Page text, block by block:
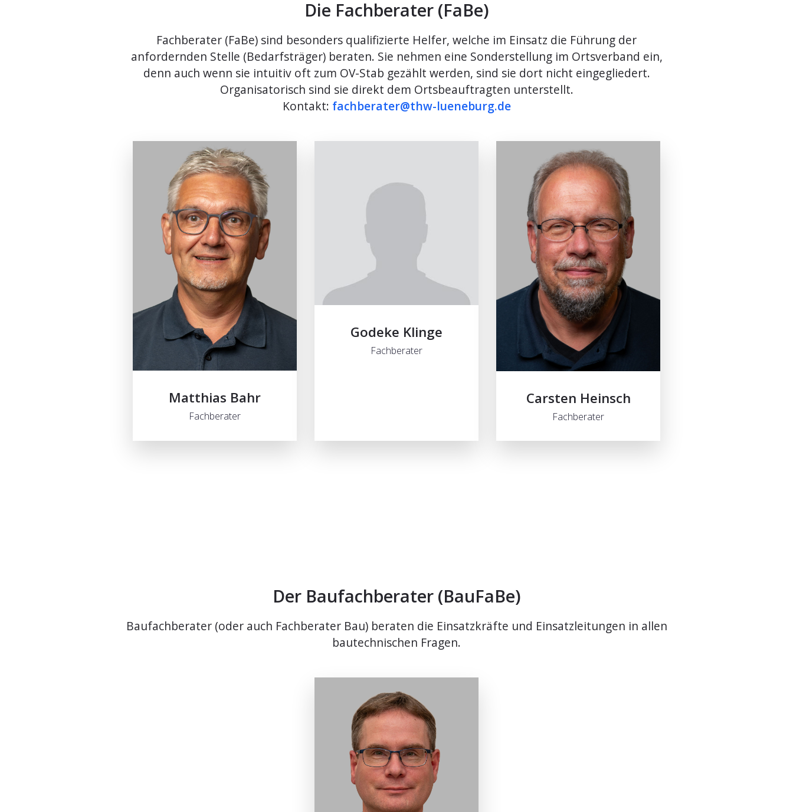
Die Fachberater (FaBe)
Fachberater (FaBe) sind besonders qualifizierte Helfer, welche im Einsatz die Führung der
anfordernden Stelle (Bedarfsträger) beraten. Sie nehmen eine Sonderstellung im Ortsverband ein,
denn auch wenn sie intuitiv oft zum OV-Stab gezählt werden, sind sie dort nicht eingegliedert.
Organisatorisch sind sie direkt dem Ortsbeauftragten unterstellt.
Kontakt: fachberater@thw-lueneburg.de
Matthias Bahr
Fachberater
Godeke Klinge
Fachberater
Carsten Heinsch
Fachberater
Der Baufachberater (BauFaBe)
Baufachberater (oder auch Fachberater Bau) beraten die Einsatzkräfte und Einsatzleitungen in allen
bautechnischen Fragen.